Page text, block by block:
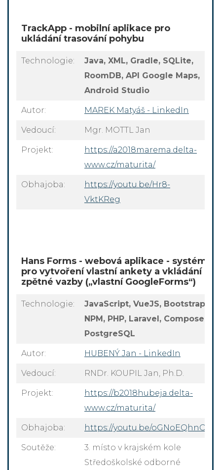
TrackApp - mobilní aplikace pro
ukládání trasování pohybu
Technologie:
Java, XML, Gradle, SQLite,
RoomDB, API Google Maps,
Android Studio
Autor: MAREK Matyáš - LinkedIn
Vedoucí: Mgr. MOTTL Jan
Projekt:
https://a2018marema.delta-
www.cz/maturita/
Obhajoba:
https://youtu.be/Hr8-
VktKReg
Hans Forms - webová aplikace - systém
pro vytvoření vlastní ankety a vkládání
zpětné vazby („vlastní GoogleForms“)
Technologie:
JavaScript, VueJS, Bootstrap,
NPM, PHP, Laravel, Composer,
PostgreSQL
Autor: HUBENÝ Jan - LinkedIn
Vedoucí: RNDr. KOUPIL Jan, Ph.D.
Projekt:
https://b2018hubeja.delta-
www.cz/maturita/
Obhajoba: https://youtu.be/oGNoEQhnOtY
Soutěže:
3. místo v krajském kole
Středoškolské odborné